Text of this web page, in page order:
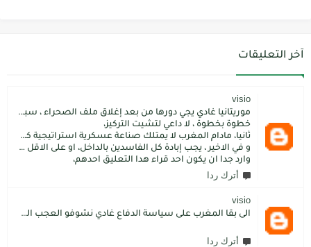
آخر التعليقات
visio
موريتانيا غادي يجي دورها من بعد إغلاق ملف الصحراء ، سبتة مليلية و الجزر،
خطوة بخطوة ، لا داعي لتشيت التركيز،
ثانيا، مادام المغرب لا يمتلك صناعة عسكرية استراتيجية كما فعل الاتراك فسيبقى داءما محل اطماع الغير،
و في الاخير ، يجب إبادة كل الفاسدين بالداخل، او على الاقل كما فعل محمد بن سلمان: قم بتسليم الاموال المنهوبة او المشنقة(حرفيا)، فقط هم بضعة آلاف ليسوا كُثر.
وارد جدا ان يكون احد قراء هدا التعليق احدهم،
أترك ردا
visio
الى بقا المغرب على سياسة الدفاع غادي نشوفو العجب المعجب من دولة الكبرانات.. دولة ما عندها تاريخ كاتسرق تراتنا ، اراضبنا و تاريخنا و حنا جالسين كانتسناو في الامم المتحدة تعطينا حل و الواقع هو كل عام مشكلتنا كاتعقد مع دولة الشر.. فرنسا اكبر شيطان من مازال حطا صبعها في شمال افريقيا، كانزيدو مشكل على مشكل اللهم كبرها تصغار .. الانسان هو لي يموت على ولادو و على ارضو
أترك ردا